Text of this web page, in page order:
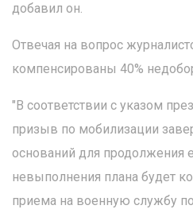
добавил он.
Отвечая на вопрос
компенсированы 40%
"В соответствии с указом
призыв по мобилизации
оснований для продолжения
невыполнения плана будет
приема на военную службу по